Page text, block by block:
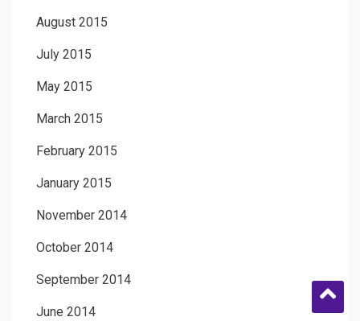
August 2015
July 2015
May 2015
March 2015
February 2015
January 2015
November 2014
October 2014
September 2014
June 2014